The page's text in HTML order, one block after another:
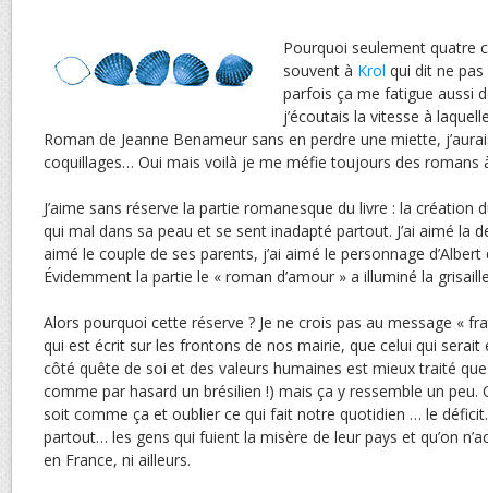
Pourquoi seulement quatre
souvent à Krol qui dit ne
parfois ça me fatigue aussi
j’écoutais la vitesse à
Roman de Jeanne Benameur sans en perdre une miette,
coquillages… Oui mais voilà je me méfie toujours des romans
J’aime sans réserve la partie romanesque du livre : la création
qui mal dans sa peau et se sent inadapté partout. J’ai aimé la
aimé le couple de ses parents, j’ai aimé le personnage
Évidemment la partie le « roman d’amour » a illuminé la
Alors pourquoi cette réserve ? Je ne crois pas au message «
qui est écrit sur les frontons de nos mairie, que celui qui serait
côté quête de soi et des valeurs humaines est mieux traité
comme par hasard un brésilien !) mais ça y ressemble un peu.
soit comme ça et oublier ce qui fait notre quotidien … le
partout… les gens qui fuient la misère de leur pays et qu’on
en France, ni ailleurs.